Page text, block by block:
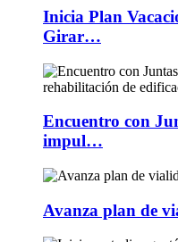
Inicia Plan
Girar…
Encuentro con
impul…
Avanza plan de